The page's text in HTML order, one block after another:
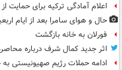
اعلام آمادگی ترکیه برای حمایت از
حال و هوای سامرا بعد از ایام
فورلان به خانه بازگشت
اثر جدید کمال شرف درباره
ادامه حملات رژیم صهیونیستی